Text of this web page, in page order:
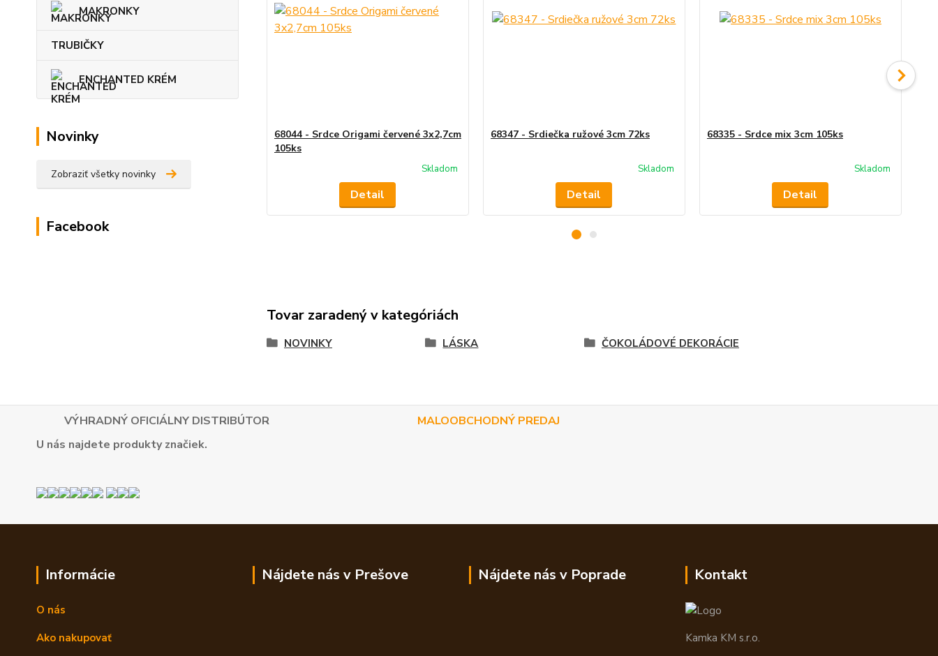
MAKRONKY
TRUBIČKY
ENCHANTED KRÉM
Novinky
Zobraziť všetky novinky
Facebook
68044 - Srdce Origami červené 3x2,7cm
105ks
Skladom
Detail
68347 - Srdiečka ružové 3cm 72ks
Skladom
Detail
68335 - Srdce mix 3cm 105ks
Skladom
Detail
Tovar zaradený v kategóriách
NOVINKY LÁSKA ČOKOLÁDOVÉ DEKORÁCIE
VÝHRADNÝ OFICIÁLNY DISTRIBÚTOR
MALOOBCHODNÝ PREDAJ
U nás najdete produkty značiek.
Informácie
O nás
Ako nakupovať
Nájdete nás v Prešove Nájdete nás v Poprade Kontakt
Kamka KM s.r.o.